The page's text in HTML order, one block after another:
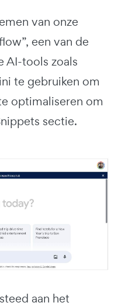
van onze
een van de
AI-tools zoals
te gebruiken om
optimaliseren om
sectie.
aan het